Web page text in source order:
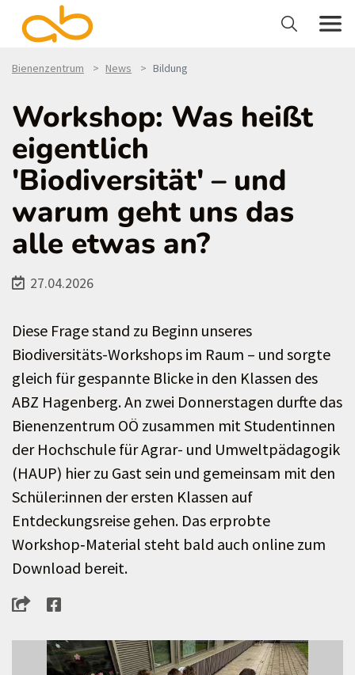
Bienenzentrum News Bildung
Workshop: Was heißt
eigentlich
'Biodiversität' – und
warum geht uns das
alle etwas an?
27.04.2026
Diese Frage stand zu Beginn unseres
Biodiversitäts-Workshops im Raum – und sorgte
gleich für gespannte Blicke in den Klassen des
ABZ Hagenberg. An zwei Donnerstagen durfte das
Bienenzentrum OÖ zusammen mit Studentinnen
der Hochschule für Agrar- und Umweltpädagogik
(HAUP) hier zu Gast sein und gemeinsam mit den
Schüler:innen der ersten Klassen auf
Entdeckungsreise gehen. Das erprobte
Workshop‑Material steht bald auch online zum
Download bereit.